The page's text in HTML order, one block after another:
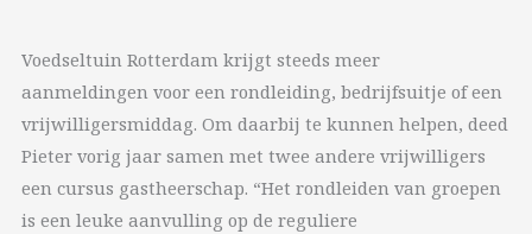
Voedseltuin Rotterdam krijgt steeds meer
aanmeldingen voor een rondleiding, bedrijfsuitje of een
vrijwilligersmiddag. Om daarbij te kunnen helpen, deed
Pieter vorig jaar samen met twee andere vrijwilligers
een cursus gastheerschap. “Het rondleiden van groepen
is een leuke aanvulling op de reguliere